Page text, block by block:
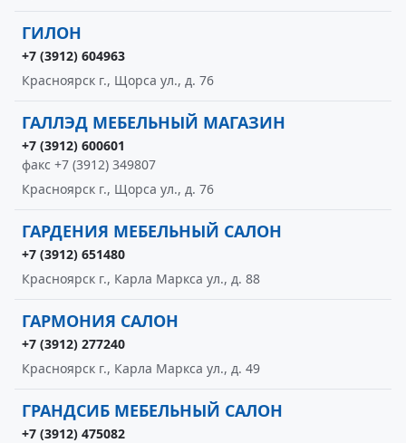
ГИЛОН
+7 (3912) 604963
Красноярск г., Щорса ул., д. 76
ГАЛЛЭД МЕБЕЛЬНЫЙ МАГАЗИН
+7 (3912) 600601
факс +7 (3912) 349807
Красноярск г., Щорса ул., д. 76
ГАРДЕНИЯ МЕБЕЛЬНЫЙ САЛОН
+7 (3912) 651480
Красноярск г., Карла Маркса ул., д. 88
ГАРМОНИЯ САЛОН
+7 (3912) 277240
Красноярск г., Карла Маркса ул., д. 49
ГРАНДСИБ МЕБЕЛЬНЫЙ САЛОН
+7 (3912) 475082